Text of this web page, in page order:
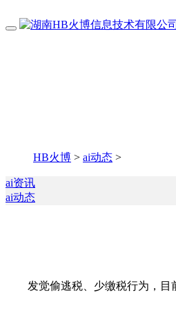
HB火博 > ai动态 >
ai资讯
ai动态
发觉偷逃税、少缴税行为，目前